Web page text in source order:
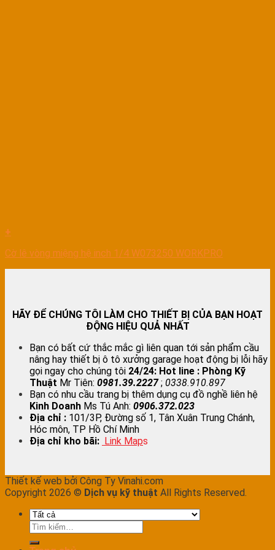
+
Cờ lê vòng miệng hệ inch 1/4 W073250 WORKPRO
HÃY ĐỂ CHÚNG TÔI LÀM CHO THIẾT BỊ CỦA BẠN HOẠT
ĐỘNG HIỆU QUẢ NHẤT
Bạn có bất cứ thắc mắc gì liên quan tới sản phẩm cầu
nâng hay thiết bị ô tô xưởng garage hoạt động bị lỗi hãy
gọi ngay cho chúng tôi 24/24: Hot line : Phòng Kỹ
Thuật Mr Tiên: 0981.39.2227; 0338.910.897
Bạn có nhu cầu trang bị thêm dụng cụ đồ nghề liên hệ
Kinh Doanh Ms Tú Anh: 0906.372.023
Địa chỉ : 101/3P, Đường số 1, Tân Xuân Trung Chánh,
Hóc môn, TP Hồ Chí Minh
Địa chỉ kho bãi: Link Maps
Thiết kế web bởi Công Ty Vinahi.com
Copyright 2026 © Dịch vụ kỹ thuật All Rights Reserved.
Tìm
kiếm: